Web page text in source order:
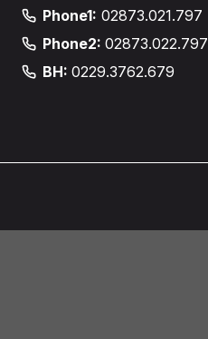
Phone1: 02873.021.797
Phone2: 02873.022.797
BH: 0229.3762.679